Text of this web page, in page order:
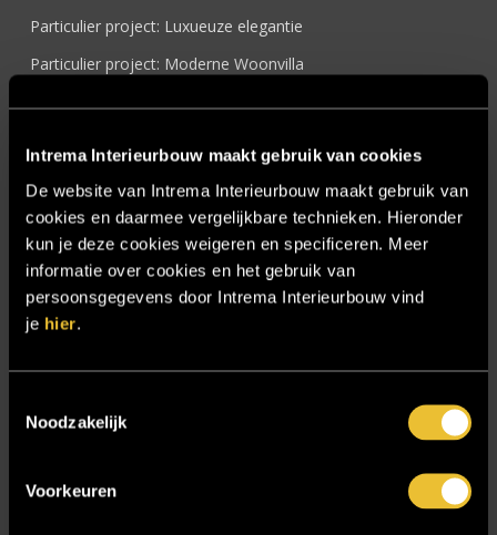
Intrema Interieurbouw maakt gebruik van cookies
De website van Intrema Interieurbouw maakt gebruik van
cookies en daarmee vergelijkbare technieken. Hieronder
kun je deze cookies weigeren en specificeren. Meer
informatie over cookies en het gebruik van
persoonsgegevens door Intrema Interieurbouw vind
je hier.
Noodzakelijk
Voorkeuren
Particulier project: Luxueuze elegantie
Particulier project: Moderne Woonvilla
Referenties
Samenwerken
Sensire
Showroom
SIDN